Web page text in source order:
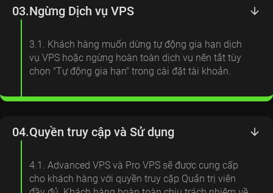
03.Ngừng Dịch vụ VPS
3.1. Khách hàng muốn dừng tự động gia hạn dịch
vụ VPS hoặc ngừng hoàn toàn dịch vụ nên tắt tùy
chọn "Tự động gia hạn" trong cài đặt tài khoản.
04.Quyền truy cập và Sử dụng
4.1. Advanced VPS và Pro VPS sẽ được cung cấp
cho khách hàng với quyền truy cập Quản trị viên